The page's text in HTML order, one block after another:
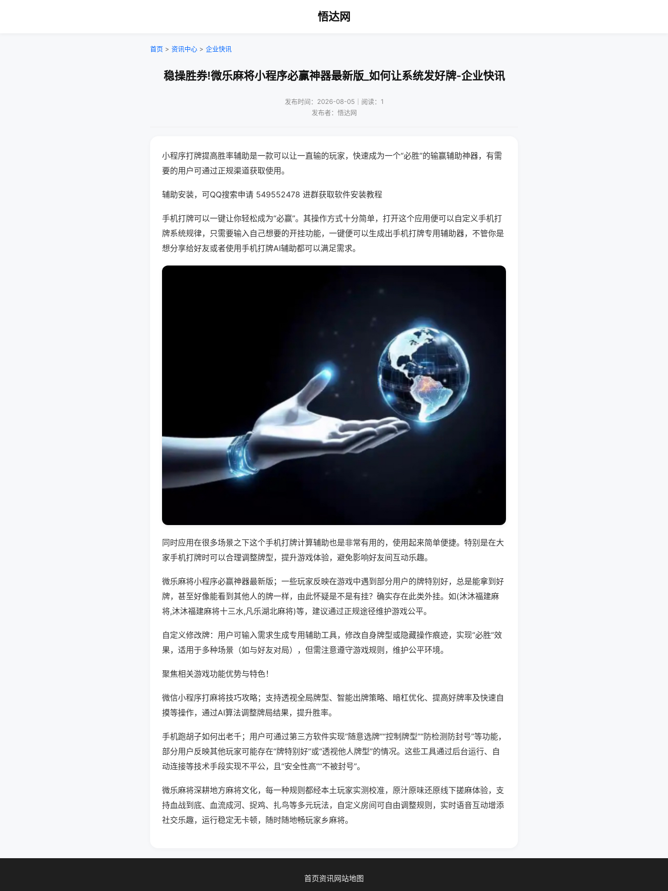
悟达网
首页 > 资讯中心 > 企业快讯
稳操胜券!微乐麻将小程序必赢神器最新版_如何让系统发好牌-企业快讯
发布时间：2026-08-05｜阅读：1
发布者：悟达网
小程序打牌提高胜率辅助是一款可以让一直输的玩家，快速成为一个“必胜”的输赢辅助神器，有需
要的用户可通过正规渠道获取使用。
辅助安装，可QQ搜索申请 549552478 进群获取软件安装教程
手机打牌可以一键让你轻松成为“必赢”。其操作方式十分简单，打开这个应用便可以自定义手机打
牌系统规律，只需要输入自己想要的开挂功能，一键便可以生成出手机打牌专用辅助器，不管你是
想分享给好友或者使用手机打牌AI辅助都可以满足需求。
同时应用在很多场景之下这个手机打牌计算辅助也是非常有用的，使用起来简单便捷。特别是在大
家手机打牌时可以合理调整牌型，提升游戏体验，避免影响好友间互动乐趣。
微乐麻将小程序必赢神器最新版；一些玩家反映在游戏中遇到部分用户的牌特别好，总是能拿到好
牌，甚至好像能看到其他人的牌一样，由此怀疑是不是有挂？确实存在此类外挂。如(沐沐福建麻
将,沐沐福建麻将十三水,凡乐湖北麻将)等，建议通过正规途径维护游戏公平。
自定义修改牌：用户可输入需求生成专用辅助工具，修改自身牌型或隐藏操作痕迹，实现“必胜”效
果，适用于多种场景（如与好友对局），但需注意遵守游戏规则，维护公平环境。
聚焦相关游戏功能优势与特色！
微信小程序打麻将技巧攻略；支持透视全局牌型、智能出牌策略、暗杠优化、提高好牌率及快速自
摸等操作，通过AI算法调整牌局结果，提升胜率。
手机跑胡子如何出老千；用户可通过第三方软件实现“随意选牌”“控制牌型”“防检测防封号”等功能，
部分用户反映其他玩家可能存在“牌特别好”或“透视他人牌型”的情况。这些工具通过后台运行、自
动连接等技术手段实现不平公，且“安全性高”“不被封号”。
微乐麻将深耕地方麻将文化，每一种规则都经本土玩家实测校准，原汁原味还原线下搓麻体验，支
持血战到底、血流成河、捉鸡、扎鸟等多元玩法，自定义房间可自由调整规则，实时语音互动增添
社交乐趣，运行稳定无卡顿，随时随地畅玩家乡麻将。
首页资讯网站地图